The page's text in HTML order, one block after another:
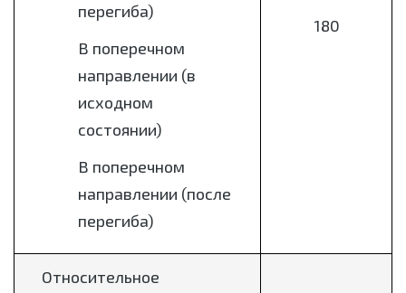
перегиба)
В поперечном
направлении (в
исходном
состоянии)
В поперечном
направлении (после
перегиба)
180
Относительное